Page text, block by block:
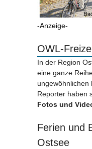
-Anzeige-
OWL-
In der Region
eine ganze
ungewöhnlichen
Reporter haben
Fotos und
Ferien und
Ostsee